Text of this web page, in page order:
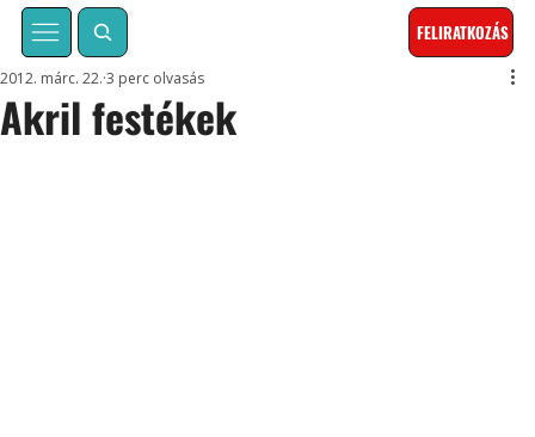
FELIRATKOZÁS
Akril festékek
2012. márc. 22. 3 perc olvasás